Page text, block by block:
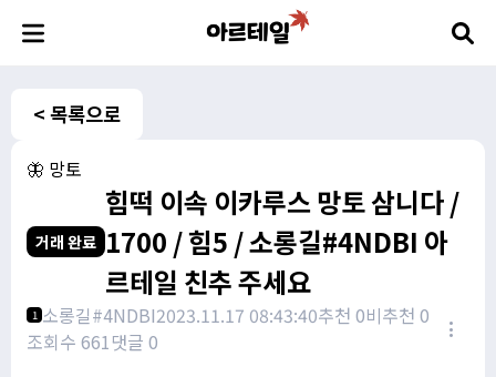
< 목록으로
🦋 망토
거래 완료
힘떡 이속 이카루스 망토 삼니다 /
1700 / 힘5 / 소롱길#4NDBI 아
르테일 친추 주세요
1 소롱길#4NDBI2023.11.17 08:43:40추천 0비추천 0
조회수 661댓글 0